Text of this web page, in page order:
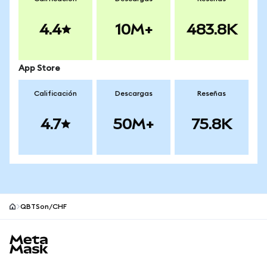
4.4 10M+ 483.8K
App Store
Calificación
4.7
Descargas
50M+
Reseñas
75.8K
QBTSon/CHF